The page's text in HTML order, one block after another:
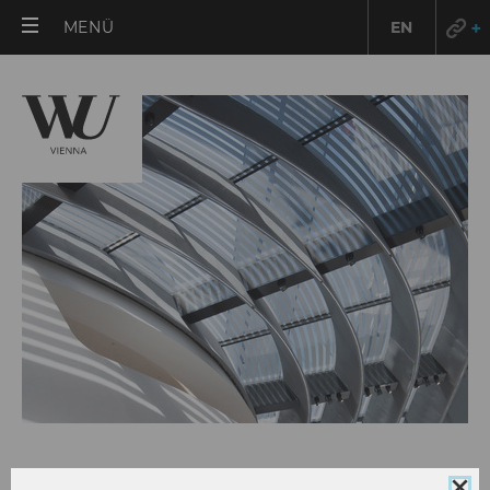
MENÜ EN
VOLKSWIRTSCHAFT